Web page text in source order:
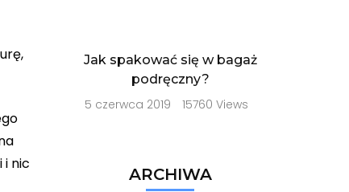
i nic
Jak spakować się w bagaż
podręczny?
5 czerwca 2019 15760 Views
ARCHIWA